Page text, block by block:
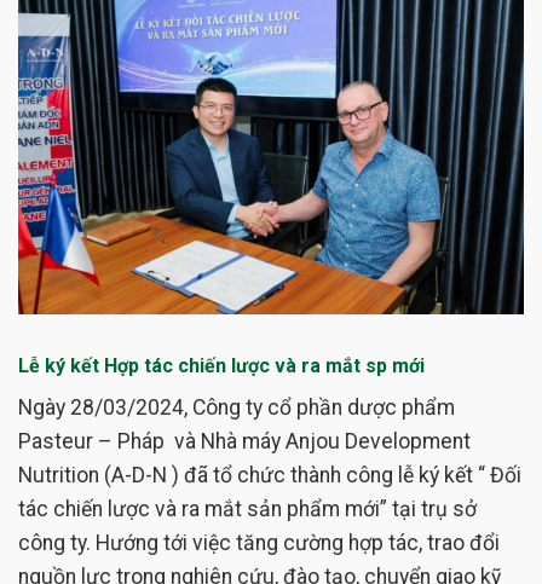
Lễ ký kết Hợp tác chiến lược và ra mắt sp mới
Ngày 28/03/2024, Công ty cổ phần dược phẩm
Pasteur – Pháp và Nhà máy Anjou Development
Nutrition (A-D-N ) đã tổ chức thành công lễ ký kết “ Đối
tác chiến lược và ra mắt sản phẩm mới” tại trụ sở
công ty. Hướng tới việc tăng cường hợp tác, trao đổi
nguồn lực trong nghiên cứu, đào tạo, chuyển giao kỹ